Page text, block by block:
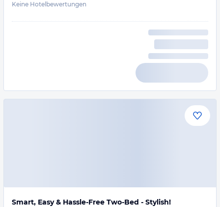
Keine Hotelbewertungen
Smart, Easy & Hassle-Free Two-Bed - Stylish!